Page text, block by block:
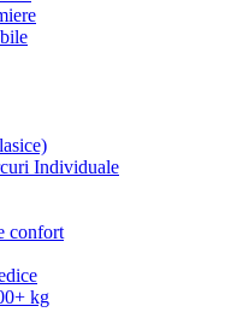
Individuale
confort
kg